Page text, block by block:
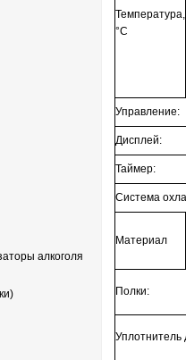
алкоголя
Температура,
°С
Управление:
Дисплей:
Таймер:
Система
Материал
Полки:
Уплотнитель